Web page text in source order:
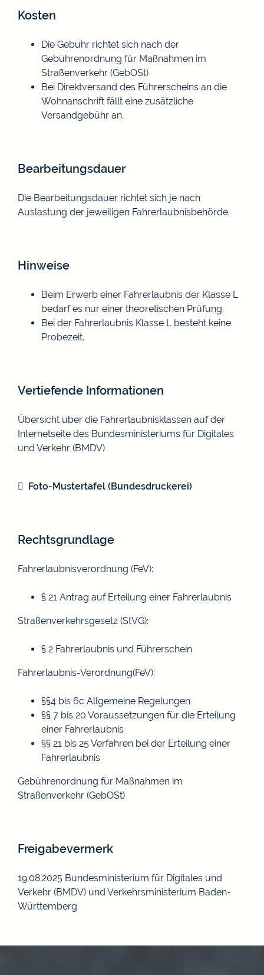
Kosten
Die Gebühr richtet sich nach der
Gebührenordnung für Maßnahmen im
Straßenverkehr (GebOSt)
Bei Direktversand des Führerscheins an die
Wohnanschrift fällt eine zusätzliche
Versandgebühr an.
Bearbeitungsdauer
Die Bearbeitungsdauer richtet sich je nach
Auslastung der jeweiligen Fahrerlaubnisbehörde.
Hinweise
Beim Erwerb einer Fahrerlaubnis der Klasse L
bedarf es nur einer theoretischen Prüfung.
Bei der Fahrerlaubnis Klasse L besteht keine
Probezeit.
Vertiefende Informationen
Übersicht über die Fahrerlaubnisklassen auf der
Internetseite des Bundesministeriums für Digitales
und Verkehr (BMDV)
Foto-Mustertafel (Bundesdruckerei)
Rechtsgrundlage
Fahrerlaubnisverordnung (FeV):
§ 21 Antrag auf Erteilung einer Fahrerlaubnis
Straßenverkehrsgesetz (StVG):
§ 2 Fahrerlaubnis und Führerschein
Fahrerlaubnis-Verordnung(FeV):
§§4 bis 6c Allgemeine Regelungen
§§ 7 bis 20 Voraussetzungen für die Erteilung
einer Fahrerlaubnis
§§ 21 bis 25 Verfahren bei der Erteilung einer
Fahrerlaubnis
Gebührenordnung für Maßnahmen im
Straßenverkehr (GebOSt)
Freigabevermerk
19.08.2025 Bundesministerium für Digitales und
Verkehr (BMDV) und Verkehrsministerium Baden-
Württemberg